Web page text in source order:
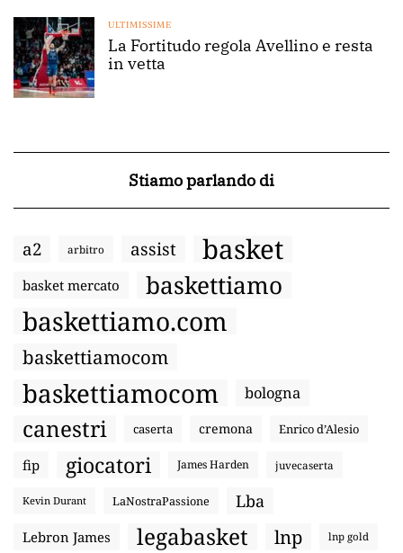
ULTIMISSIME
La Fortitudo regola Avellino e resta
in vetta
Stiamo parlando di
a2 arbitro assist basket
basket mercato baskettiamo
baskettiamo.com
baskettiamocom
baskettiamocom bologna
canestri caserta cremona Enrico d’Alesio
fip giocatori James Harden juvecaserta
Kevin Durant LaNostraPassione Lba
Lebron James legabasket lnp lnp gold